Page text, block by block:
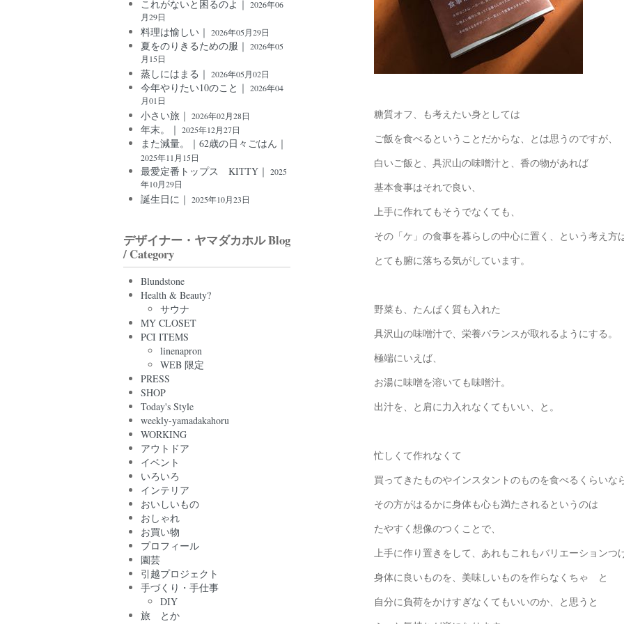
糖質オフ、も考えたい身としては
ご飯を食べるということだからな、とは思うのですが、
白いご飯と、具沢山の味噌汁と、香の物があれば
基本食事はそれで良い、
上手に作れてもそうでなくても、
その「ケ」の食事を暮らしの中心に置く、という考え方
とても腑に落ちる気がしています。
野菜も、たんぱく質も入れた
具沢山の味噌汁で、栄養バランスが取れるようにする。
極端にいえば、
お湯に味噌を溶いても味噌汁。
出汁を、と肩に力入れなくてもいい、と。
忙しくて作れなくて
買ってきたものやインスタントのものを食べるくらいな
その方がはるかに身体も心も満たされるというのは
たやすく想像のつくことで、
上手に作り置きをして、あれもこれもバリエーションつけ
身体に良いものを、美味しいものを作らなくちゃ と
自分に負荷をかけすぎなくてもいいのか、と思うと
これがないと困るのよ｜ 2026年06
月29日
料理は愉しい｜ 2026年05月29日
夏をのりきるための服｜ 2026年05
月15日
蒸しにはまる｜ 2026年05月02日
今年やりたい10のこと｜ 2026年04
月01日
小さい旅｜ 2026年02月28日
年末。｜ 2025年12月27日
また減量。｜62歳の日々ごはん｜
2025年11月15日
最愛定番トップス KITTY｜ 2025
年10月29日
誕生日に｜ 2025年10月23日
デザイナー・ヤマダカホル Blog
/ Category
Blundstone
Health & Beauty?
サウナ
MY CLOSET
PCI ITEMS
linenapron
WEB 限定
PRESS
SHOP
Today's Style
weekly-yamadakahoru
WORKING
アウトドア
イベント
いろいろ
インテリア
おいしいもの
おしゃれ
お買い物
プロフィール
園芸
引越プロジェクト
手づくり・手仕事
DIY
旅 とか